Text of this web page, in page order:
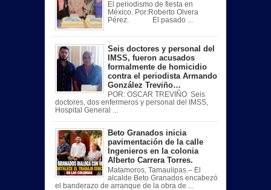
El periodismo de fiesta en
México. Por:Roberto Olvera
Pérez. El pasado ...
Seis doctores y personal del
IMSS, fueron acusados
formalmente de homicidio
contra el periodista Armando
González Treviño…
POR: OSCAR TREVIÑO Seis
doctores, dos enfermeros y personal del IMSS,
Hospital General ...
Beto Granados inicia
pavimentación de la calle
Ingenieros en la colonia
Alberto Carrera Torres.
Matamoros, Tamaulipas.– El
alcalde Beto Granados encabezó
el banderazo de arranque de la obra de ...